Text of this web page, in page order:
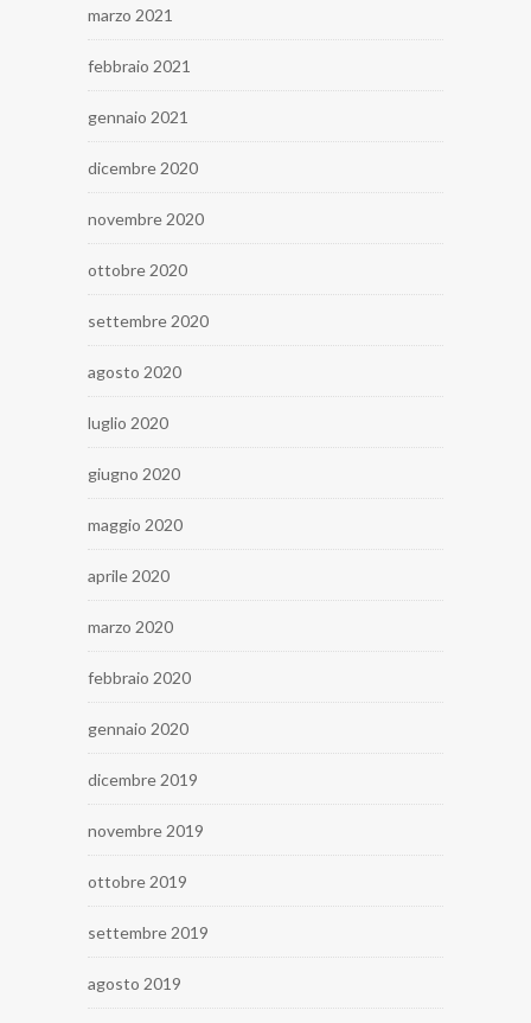
marzo 2021
febbraio 2021
gennaio 2021
dicembre 2020
novembre 2020
ottobre 2020
settembre 2020
agosto 2020
luglio 2020
giugno 2020
maggio 2020
aprile 2020
marzo 2020
febbraio 2020
gennaio 2020
dicembre 2019
novembre 2019
ottobre 2019
settembre 2019
agosto 2019